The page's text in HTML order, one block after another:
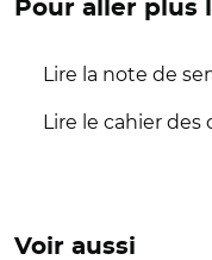
Pour aller plus
Lire la note de
Lire le cahier des
Voir aussi